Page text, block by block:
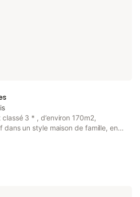
3 * , d’environ 170m2,
dans un style maison de famille, en
Mouthe , face à la mairie. Bien